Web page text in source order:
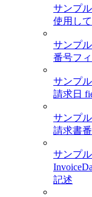
サンプ
使用し
サンプ
番号フ
サンプ
請求日
サンプ
請求書
サンプル
記述